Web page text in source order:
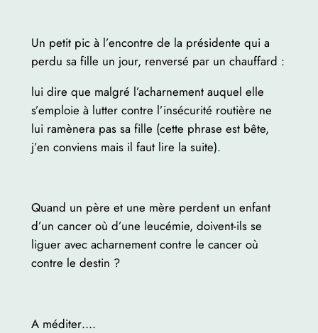
Un petit pic à l’encontre de la présidente qui a
perdu sa fille un jour, renversé par un chauffard :
lui dire que malgré l’acharnement auquel elle
s’emploie à lutter contre l’insécurité routière ne
lui ramènera pas sa fille (cette phrase est bête,
j’en conviens mais il faut lire la suite).
Quand un père et une mère perdent un enfant
d’un cancer où d’une leucémie, doivent-ils se
liguer avec acharnement contre le cancer où
contre le destin ?
A méditer….